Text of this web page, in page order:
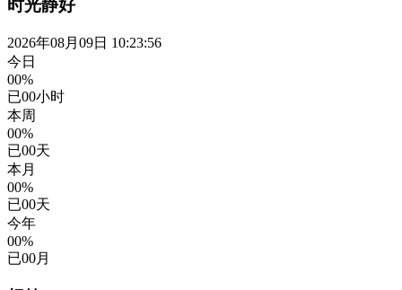
时光静好
2026年08月09日 10:23:57
今日
00%
已00小时
本周
00%
已00天
本月
00%
已00天
今年
00%
已00月